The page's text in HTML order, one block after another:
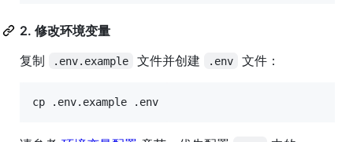
2. 修改环境变量
复制
.env.example 文件并创建 .env 文件：
cp .env.example .env